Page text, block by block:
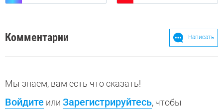
Комментарии Написать
Мы знаем, вам есть что сказать!
Войдите или Зарегистрируйтесь, чтобы